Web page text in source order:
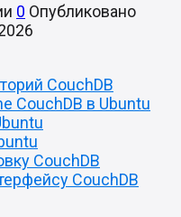
0 Опубликовано
CouchDB
CouchDB в Ubuntu
CouchDB
CouchDB